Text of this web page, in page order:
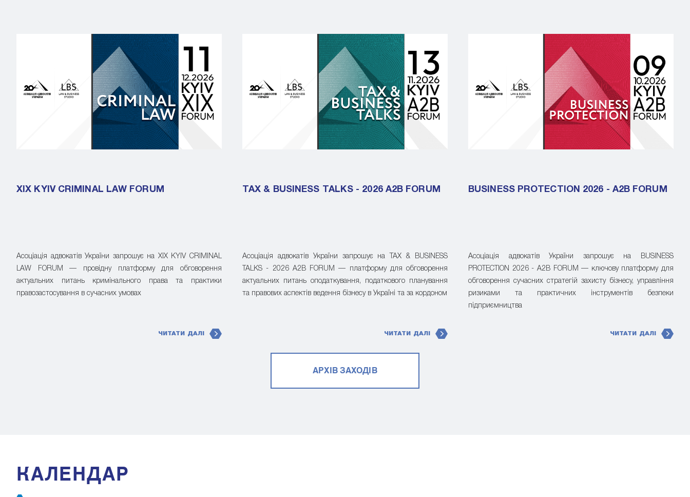
XIX KYIV CRIMINAL LAW FORUM
Асоціація адвокатів України запрошує на XIX KYIV CRIMINAL
LAW FORUM — провідну платформу для обговорення
актуальних питань кримінального права та практики
правозастосування в сучасних умовах
ЧИТАТИ ДАЛІ
TAX & BUSINESS TALKS - 2026 A2B FORUM
Асоціація адвокатів України запрошує на TAX & BUSINESS
TALKS - 2026 A2B FORUM — платформу для обговорення
актуальних питань оподаткування, податкового планування
та правових аспектів ведення бізнесу в Україні та за кордоном
ЧИТАТИ ДАЛІ
BUSINESS PROTECTION 2026 - A2B FORUM
Асоціація адвокатів України запрошує на BUSINESS
PROTECTION 2026 - A2B FORUM — ключову платформу для
обговорення сучасних стратегій захисту бізнесу, управління
ризиками та практичних інструментів безпеки
підприємництва
ЧИТАТИ ДАЛІ
АРХІВ ЗАХОДІВ
КАЛЕНДАР